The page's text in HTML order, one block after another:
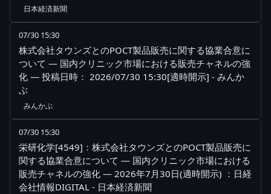
日本経済新聞
07/30 15:30
株式会社タウンズとのPOCT製品販売に関する協業合意に
ついて ― 国内クリニック市場における販売チャネルの強
化 ― 投稿日時： 2026/07/30 15:30[適時開示] - みんか
ぶ
みんかぶ
07/30 15:30
栄研化学[4549]：株式会社タウンズとのPOCT製品販売に
関する協業合意について ― 国内クリニック市場における
販売チャネルの強化 ― 2026年7月30日(適時開示) ：日経
会社情報DIGITAL - 日本経済新聞